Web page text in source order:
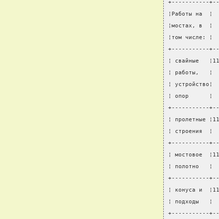
+-----------
¦Работы
¦мостах,
¦том
+-----------
¦ свайные
¦ работы,
¦
¦ опор
+-----------
¦ пролетные
¦
+-----------
¦ мостовое
¦
+-----------
¦ конуса и
¦
+-----------